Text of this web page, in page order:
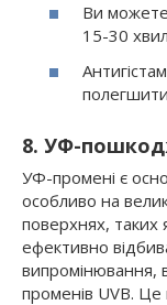
Ви
15-30
8. УФ-
УФ-промені є
особливо на
поверхнях, таких
ефективно
випромінювання,
променів UVB.